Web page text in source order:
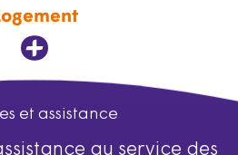
et assistance
au service des